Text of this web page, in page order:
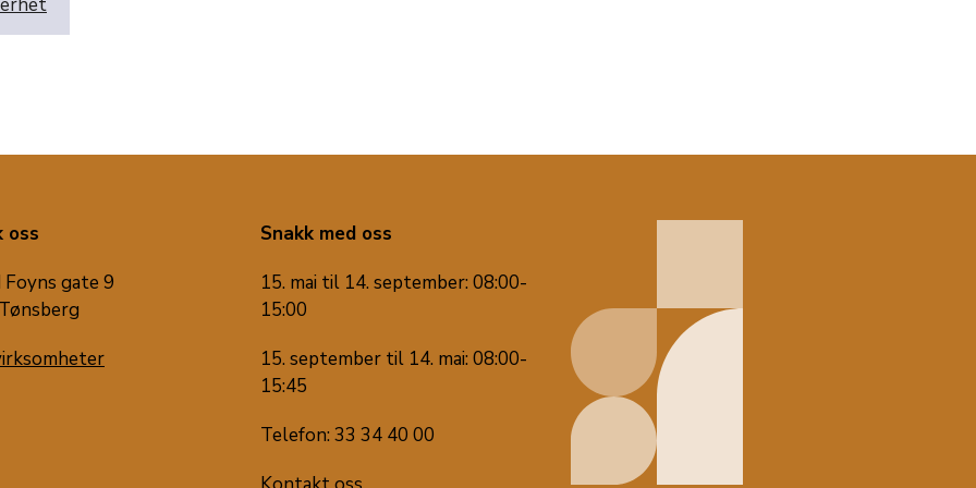
oss
Foyns gate 9
Snakk med oss
15. mai til 14. september: 08:00-
15:00
15. september til 14. mai: 08:00-
15:45
Telefon: 33 34 40 00